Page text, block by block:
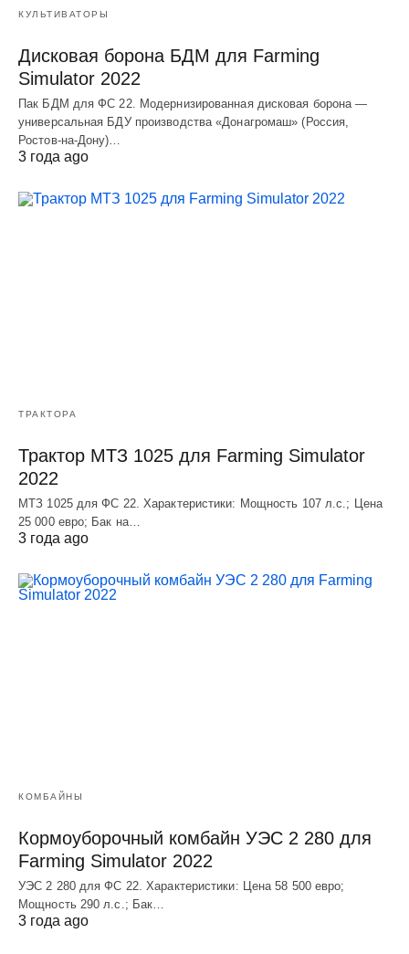
КУЛЬТИВАТОРЫ
Дисковая борона БДМ для Farming
Simulator 2022
Пак БДМ для ФС 22. Модернизированная дисковая борона —
универсальная БДУ производства «Донагромаш» (Россия,
Ростов-на-Дону)…
3 года ago
ТРАКТОРА
Трактор МТЗ 1025 для Farming Simulator
2022
МТЗ 1025 для ФС 22. Характеристики: Мощность 107 л.c.; Цена
25 000 евро; Бак на…
3 года ago
КОМБАЙНЫ
Кормоуборочный комбайн УЭC 2 280 для
Farming Simulator 2022
УЭC 2 280 для ФС 22. Характеристики: Цена 58 500 евро;
Мощность 290 л.с.; Бак…
3 года ago